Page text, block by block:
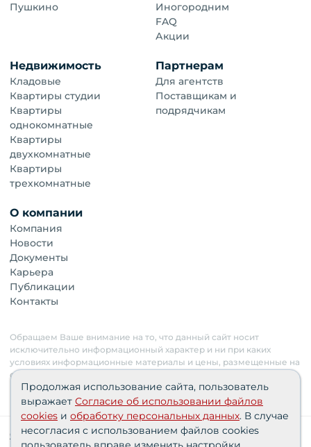
Пушкино
Иногородним
FAQ
Акции
Недвижимость
Кладовые
Квартиры студии
Квартиры
однокомнатные
Квартиры
двухкомнатные
Квартиры
трехкомнатные
Партнерам
Для агентств
Поставщикам и
подрядчикам
О компании
Компания
Новости
Документы
Карьера
Публикации
Контакты
Обращаем Ваше внимание на то, что данный сайт носит
исключительно информационный характер и ни при каких
условиях информационные материалы и цены, размещенные на
сайте, не являются публичной офертой. Застройщик имеет
право изменять стоимость объектов.
Сведения о реализуемых требованиях к защите
Продолжая использование сайта, пользователь
выражает Согласие об использовании файлов
cookies и обработку персональных данных. В случае
несогласия с использованием файлов cookies